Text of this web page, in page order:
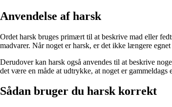
Anvendelse af harsk
Ordet harsk bruges primært til at beskrive mad eller
madvarer. Når noget er harsk, er det ikke længere
Derudover kan harsk også anvendes til at beskrive
det være en måde at udtrykke, at noget er gammeldags
Sådan bruger du harsk korrekt